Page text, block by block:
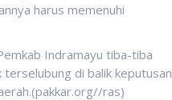
harus memenuhi
Indramayu tiba-tiba
di balik keputusan
ras)